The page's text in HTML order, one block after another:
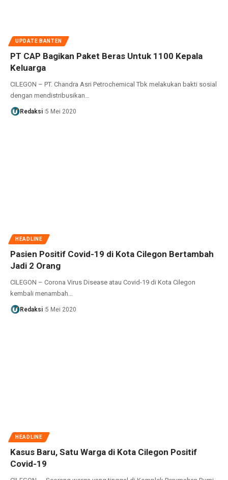
UPDATE BANTEN
PT CAP Bagikan Paket Beras Untuk 1100 Kepala
Keluarga
CILEGON – PT. Chandra Asri Petrochemical Tbk melakukan bakti sosial
dengan mendistribusikan…
Redaksi 5 Mei 2020
HEADLINE
Pasien Positif Covid-19 di Kota Cilegon Bertambah
Jadi 2 Orang
CILEGON – Corona Virus Disease atau Covid-19 di Kota Cilegon
kembali menambah…
Redaksi 5 Mei 2020
HEADLINE
Kasus Baru, Satu Warga di Kota Cilegon Positif
Covid-19